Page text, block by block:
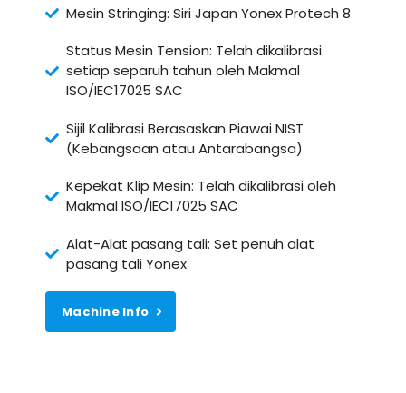
Mesin Stringing: Siri Japan Yonex Protech 8
Status Mesin Tension: Telah dikalibrasi
setiap separuh tahun oleh Makmal
ISO/IEC17025 SAC
Sijil Kalibrasi Berasaskan Piawai NIST
(Kebangsaan atau Antarabangsa)
Kepekat Klip Mesin: Telah dikalibrasi oleh
Makmal ISO/IEC17025 SAC
Alat-Alat pasang tali: Set penuh alat
pasang tali Yonex
Machine Info